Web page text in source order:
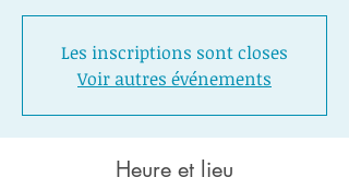
Les inscriptions sont closes
Voir autres événements
Heure et lieu